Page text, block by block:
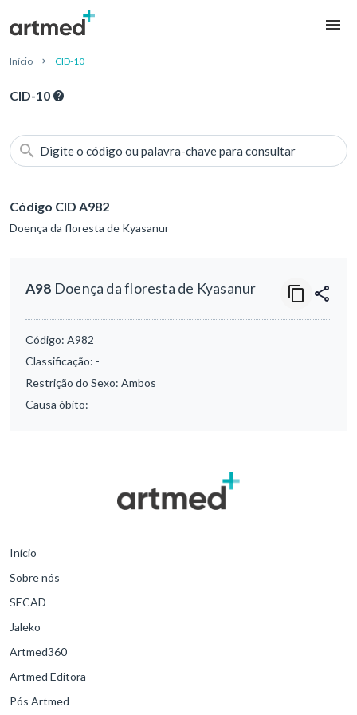
Início CID-10
CID-10
Digite o código ou palavra-chave para consultar
Código CID A982
Doença da floresta de Kyasanur
A98 Doença da floresta de Kyasanur
Código: A982
Classificação: -
Restrição do Sexo: Ambos
Causa óbito: -
Início
Sobre nós
SECAD
Jaleko
Artmed360
Artmed Editora
Pós Artmed